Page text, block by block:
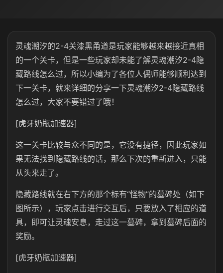
灵魂潮汐的2-4关漆黑甬道是玩家能够越来越接近真相
的一个关卡，但是一些玩家却未能了解灵魂潮汐2-4隐
藏路线怎么过，所以小编为了各位人偶师能够顺利达到
下一关卡，就来详细的分享一下灵魂潮汐2-4隐藏路线
怎么过，大家不要错过了哦！
[虎牙奶瓶加速器]
这一关卡比较与众不同的是，它没有捷径，因此玩家如
果无法找到隐藏路线的话，那么下次的重新进入，只能
从头来走了。
隐藏路线就在右下方的那个标有“怪物”的墓碑处（如下
图所示），玩家点击进行交互后，只要放入了相应的道
具，即可让灵魂安息，走过这一墓碑，拿到墓碑后面的
奖励。
[虎牙奶瓶加速器]